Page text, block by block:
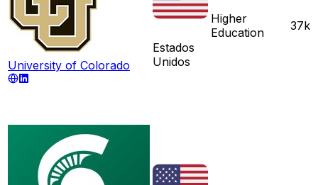
University of Colorado
Estados
Unidos
Higher
Education
37k